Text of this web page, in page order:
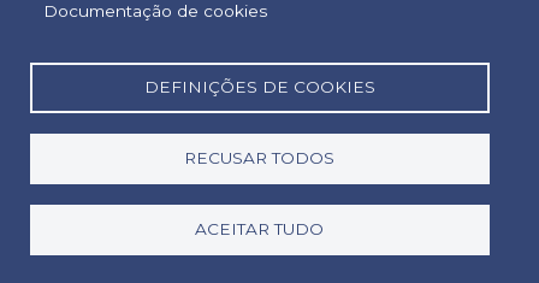
Documentação de cookies
DEFINIÇÕES DE COOKIES
RECUSAR TODOS
ACEITAR TUDO
Dia
Hora
Hora